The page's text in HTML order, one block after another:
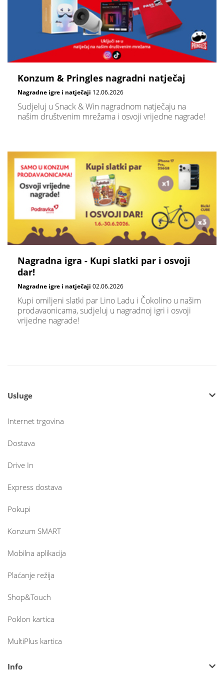
Konzum & Pringles nagradni natječaj
Nagradne igre i natječaji 12.06.2026
Sudjeluj u Snack & Win nagradnom natječaju na
našim društvenim mrežama i osvoji vrijedne nagrade!
Nagradna igra - Kupi slatki par i osvoji
dar!
Nagradne igre i natječaji 02.06.2026
Kupi omiljeni slatki par Lino Ladu i Čokolino u našim
prodavaonicama, sudjeluj u nagradnoj igri i osvoji
vrijedne nagrade!
Usluge
Internet trgovina
Dostava
Drive In
Express dostava
Pokupi
Konzum SMART
Mobilna aplikacija
Plaćanje režija
Shop&Touch
Poklon kartica
MultiPlus kartica
Info